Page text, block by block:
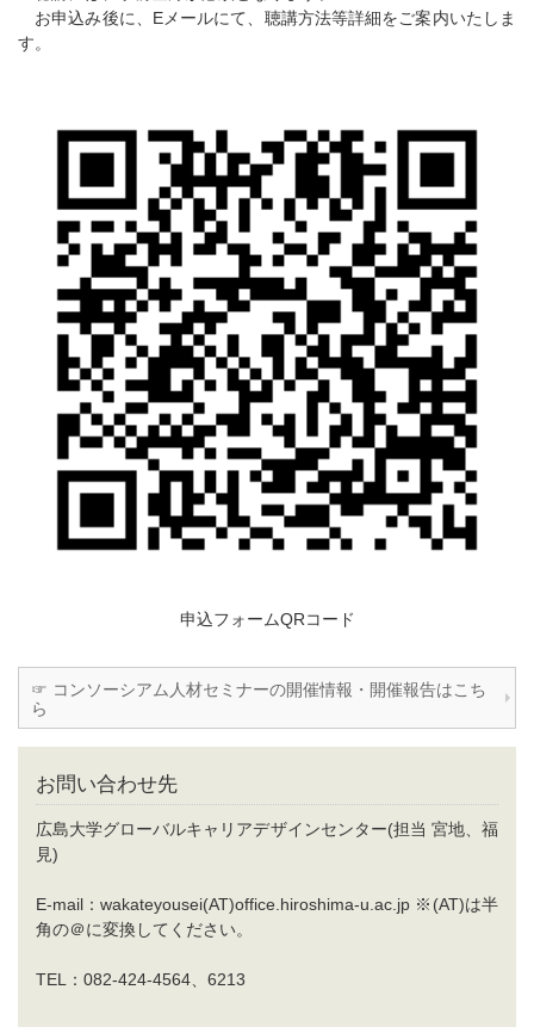
お申込み後に、Eメールにて、聴講方法等詳細をご案内いたしま
す。
申込フォームQRコード
☞ コンソーシアム人材セミナーの開催情報・開催報告はこち
ら
お問い合わせ先
広島大学グローバルキャリアデザインセンター(担当 宮地、福
見)
E-mail：wakateyousei(AT)office.hiroshima-u.ac.jp ※(AT)は半
角の＠に変換してください。
TEL：082-424-4564、6213